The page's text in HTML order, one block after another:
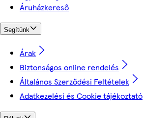
Áruházkereső
Segítünk
Árak
Biztonságos online rendelés
Általános Szerződési Feltételek
Adatkezelési és Cookie tájékoztató